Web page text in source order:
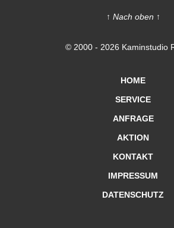
↑ Nach oben ↑
© 2000 - 2026 Kaminstudio
HOME
SERVICE
ANFRAGE
AKTION
KONTAKT
IMPRESSUM
DATENSCHUTZ